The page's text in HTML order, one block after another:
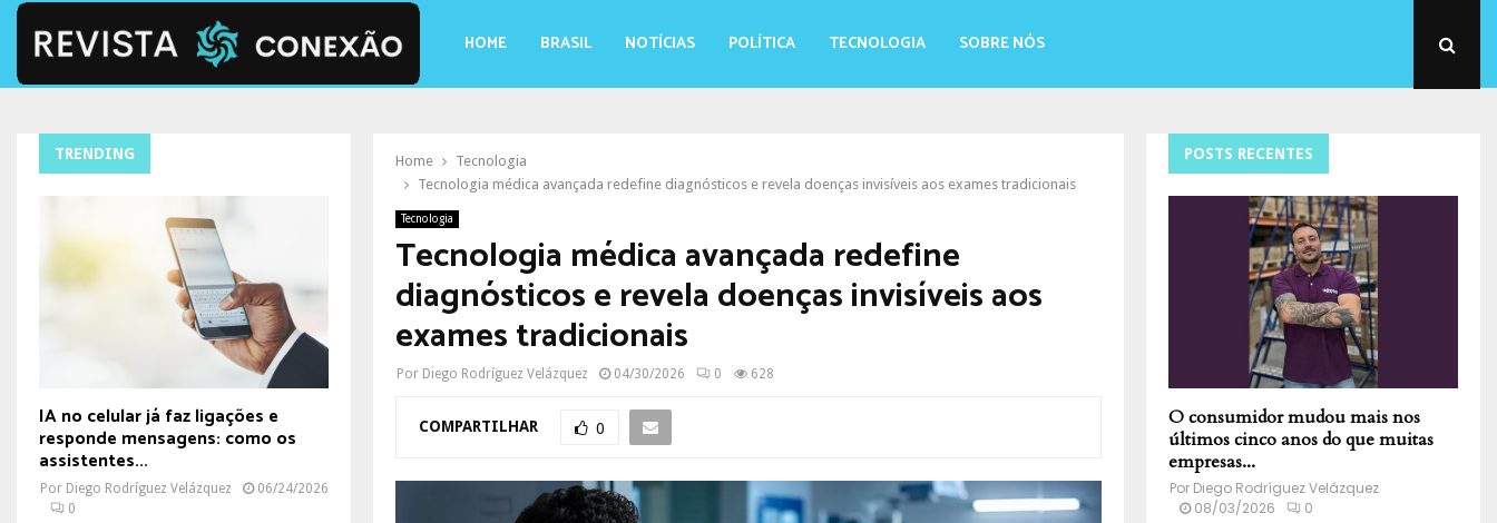
HOME BRASIL NOTÍCIAS POLÍTICA TECNOLOGIA SOBRE NÓS
Home
Tecnologia
Tecnologia médica avançada redefine diagnósticos e revela doenças invisíveis aos exames tradicionais
Tecnologia
Tecnologia médica avançada redefine
diagnósticos e revela doenças invisíveis aos
exames tradicionais
Por Diego Rodríguez Velázquez 04/30/2026 0 628
COMPARTILHAR 0
TRENDING
IA no celular já faz ligações e
responde mensagens: como os
assistentes...
Por Diego Rodríguez Velázquez
06/24/2026
0
POSTS RECENTES
O consumidor mudou mais nos
últimos cinco anos do que muitas
empresas...
Por Diego Rodríguez Velázquez
08/03/2026
0